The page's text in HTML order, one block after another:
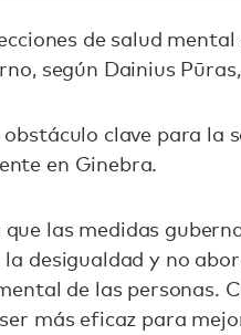
de salud
según Dainius
clave para la
en Ginebra.
las medidas
desigualdad y no
de las personas.
más eficaz para